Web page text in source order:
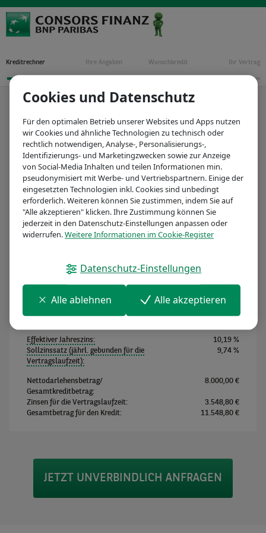
Kreditrechner Ihre Angaben Wunschkredit Ihr Vertrag
Ihr Wunschbetrag
8.000 €
Laufzeit in Monaten
84 96 108
Effektiver Jahreszins:
10,19 %
Sollzinssatz (jährl. gebunden für die
Vertragslaufzeit):
9,74 %
Nettodarlehensbetrag/
Gesamtkreditbetrag:
8.000,00 €
Zinsen für die Vertragslaufzeit:
3.548,80 €
Gesamtbetrag für den Kredit:
11.548,80 €
JETZT UNVERBINDLICH ANFRAGEN
Cookies und Datenschutz
Für den optimalen Betrieb unserer Websites und Apps nutzen
wir Cookies und ähnliche Technologien zu technisch oder
rechtlich notwendigen, Analyse-, Personalisierungs-,
Identifizierungs- und Marketingzwecken sowie zur Anzeige
von Social-Media Inhalten und teilen Informationen min.
pseudonymisiert mit Werbe- und Vertriebspartnern. Einige der
eingesetzten Technologien inkl. Cookies sind unbedingt
erforderlich. Weiteren können Sie zustimmen, indem Sie auf
"Alle akzeptieren" klicken. Ihre Zustimmung können Sie
jederzeit in den Datenschutz-Einstellungen anpassen oder
widerrufen.Weitere Informationen im Cookie-Register
Datenschutz-Einstellungen
Alle ablehnen Alle akzeptieren